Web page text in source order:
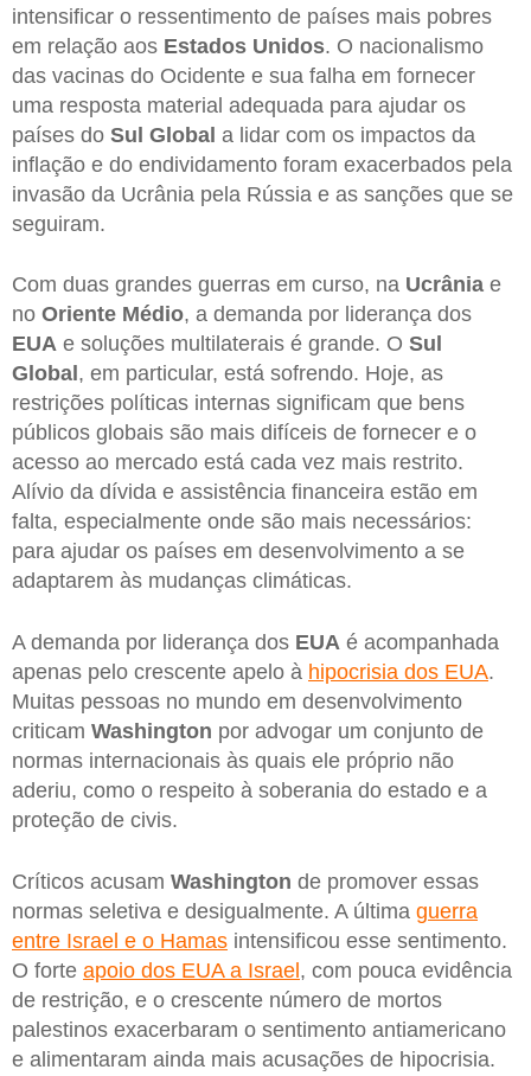
intensificar o ressentimento de países mais pobres
em relação aos Estados Unidos. O nacionalismo
das vacinas do Ocidente e sua falha em fornecer
uma resposta material adequada para ajudar os
países do Sul Global a lidar com os impactos da
inflação e do endividamento foram exacerbados pela
invasão da Ucrânia pela Rússia e as sanções que se
seguiram.
Com duas grandes guerras em curso, na Ucrânia e
no Oriente Médio, a demanda por liderança dos
EUA e soluções multilaterais é grande. O Sul
Global , em particular, está sofrendo. Hoje, as
restrições políticas internas significam que bens
públicos globais são mais difíceis de fornecer e o
acesso ao mercado está cada vez mais restrito.
Alívio da dívida e assistência financeira estão em
falta, especialmente onde são mais necessários:
para ajudar os países em desenvolvimento a se
adaptarem às mudanças climáticas.
A demanda por liderança dos EUA é acompanhada
apenas pelo crescente apelo à hipocrisia dos EUA.
Muitas pessoas no mundo em desenvolvimento
criticam Washington por advogar um conjunto de
normas internacionais às quais ele próprio não
aderiu, como o respeito à soberania do estado e a
proteção de civis.
Críticos acusam Washington de promover essas
normas seletiva e desigualmente. A última guerra
entre Israel e o Hamas intensificou esse sentimento.
O forte apoio dos EUA a Israel, com pouca evidência
de restrição, e o crescente número de mortos
palestinos exacerbaram o sentimento antiamericano
e alimentaram ainda mais acusações de hipocrisia.